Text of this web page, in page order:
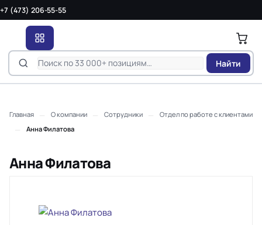
+7 (473) 206-55-55
Найти
Главная О компании Сотрудники Отдел по работе с клиентами
Анна Филатова
Анна Филатова